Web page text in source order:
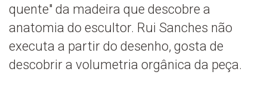
quente" da madeira que descobre a
anatomia do escultor. Rui Sanches não
executa a partir do desenho, gosta de
descobrir a volumetria orgânica da peça.